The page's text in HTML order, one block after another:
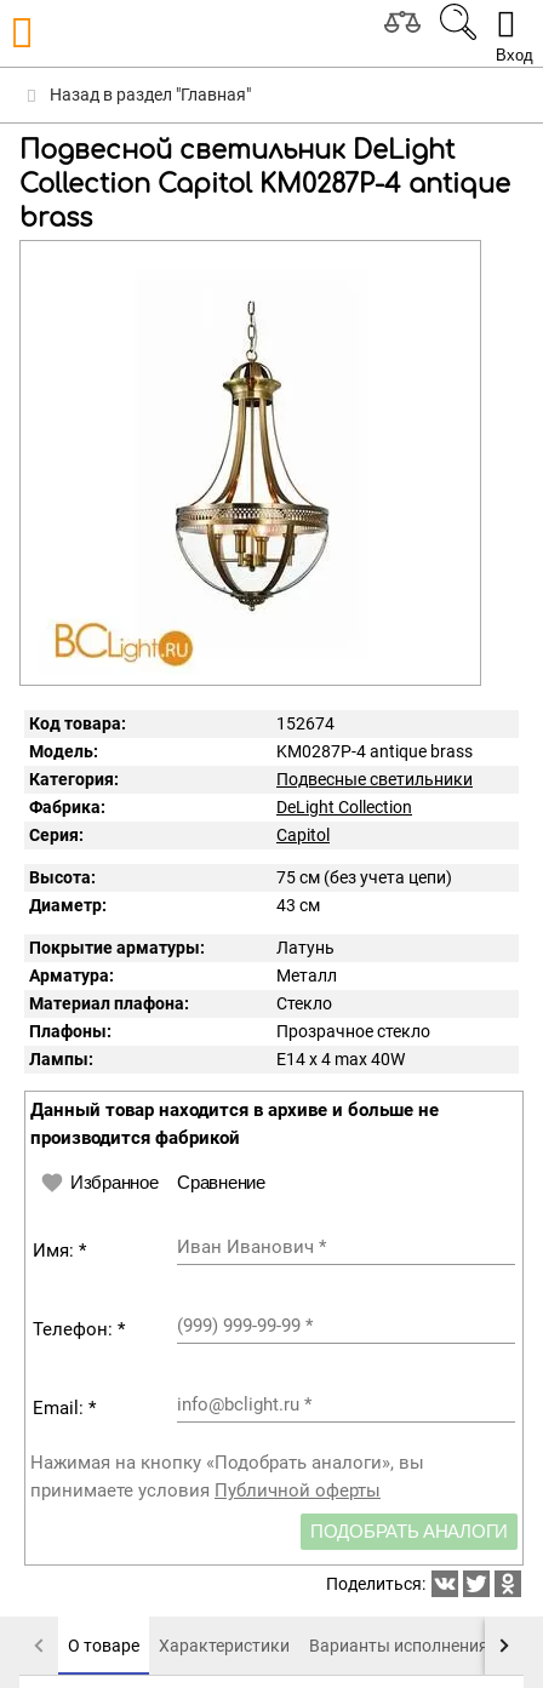
Вход
Назад в раздел "Главная"
Подвесной светильник DeLight
Collection Capitol KM0287P-4 antique
brass
Код товара:
152674
Модель:
KM0287P-4 antique brass
Категория:
Подвесные светильники
Фабрика:
DeLight Collection
Серия:
Capitol
Высота:
75 см (без учета цепи)
Диаметр:
43 см
Покрытие арматуры:
Латунь
Арматура:
Металл
Материал плафона:
Стекло
Плафоны:
Прозрачное стекло
Лампы:
E14 x 4 max 40W
Данный товар находится в архиве и больше не
производится фабрикой
Избранное Сравнение
Имя: * Иван Иванович *
Телефон: * (999) 999-99-99 *
Email: * info@bclight.ru *
Нажимая на кнопку «Подобрать аналоги», вы
принимаете условия Публичной оферты
ПОДОБРАТЬ АНАЛОГИ
Поделиться:
О товаре Характеристики Варианты исполнения